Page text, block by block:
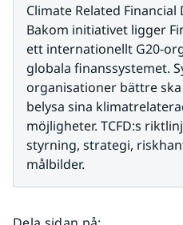
Climate Related Financial
Bakom initiativet ligger
ett internationellt G20-
globala finanssystemet.
organisationer bättre
belysa sina
möjligheter. TCFD:s
styrning, strategi,
målbilder.